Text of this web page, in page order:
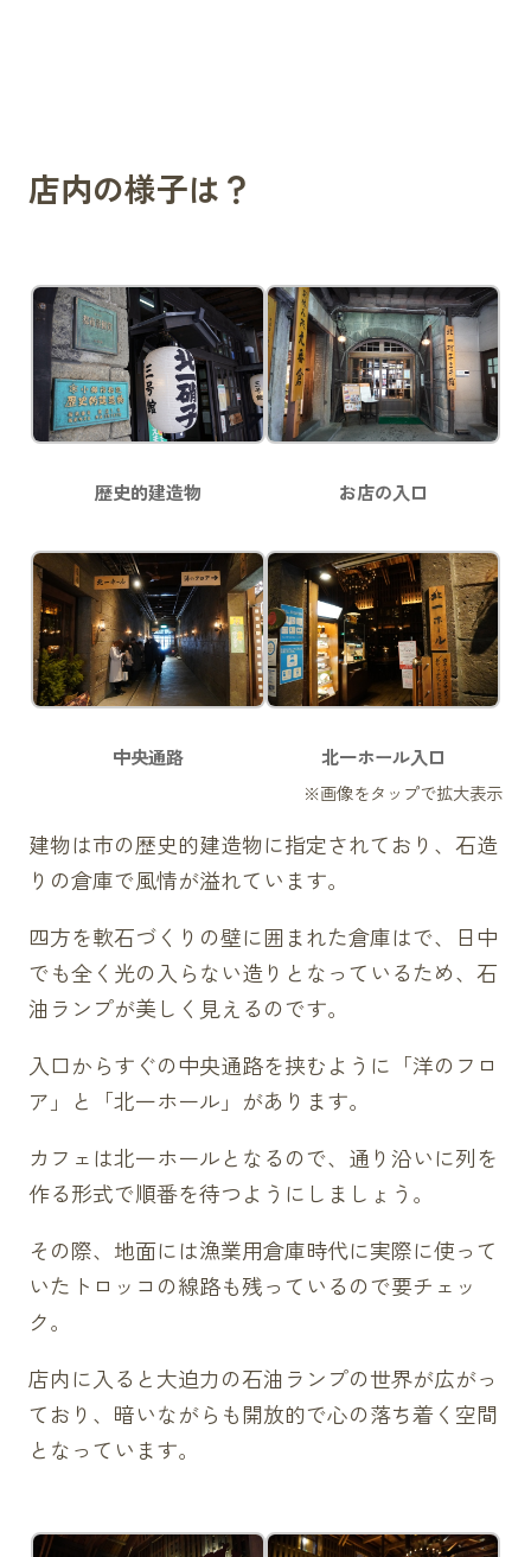
店内の様子は？
歴史的建造物 お店の入口
中央通路 北一ホール入口
建物は市の歴史的建造物に指定されており、石造
りの倉庫で風情が溢れています。
四方を軟石づくりの壁に囲まれた倉庫はで、日中
でも全く光の入らない造りとなっているため、石
油ランプが美しく見えるのです。
入口からすぐの中央通路を挟むように「洋のフロ
ア」と「北一ホール」があります。
カフェは北一ホールとなるので、通り沿いに列を
作る形式で順番を待つようにしましょう。
その際、地面には漁業用倉庫時代に実際に使って
いたトロッコの線路も残っているので要チェッ
ク。
店内に入ると大迫力の石油ランプの世界が広がっ
ており、暗いながらも開放的で心の落ち着く空間
となっています。